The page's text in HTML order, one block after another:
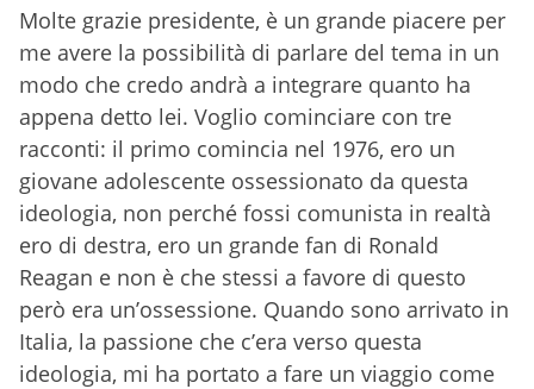
Molte grazie presidente, è un grande piacere per
me avere la possibilità di parlare del tema in un
modo che credo andrà a integrare quanto ha
appena detto lei. Voglio cominciare con tre
racconti: il primo comincia nel 1976, ero un
giovane adolescente ossessionato da questa
ideologia, non perché fossi comunista in realtà
ero di destra, ero un grande fan di Ronald
Reagan e non è che stessi a favore di questo
però era un’ossessione. Quando sono arrivato in
Italia, la passione che c’era verso questa
ideologia, mi ha portato a fare un viaggio come